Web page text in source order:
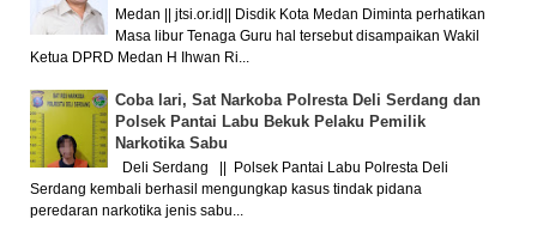
Medan || jtsi.or.id|| Disdik Kota Medan Diminta perhatikan
Masa libur Tenaga Guru hal tersebut disampaikan Wakil
Ketua DPRD Medan H Ihwan Ri...
Coba lari, Sat Narkoba Polresta Deli Serdang dan
Polsek Pantai Labu Bekuk Pelaku Pemilik
Narkotika Sabu
Deli Serdang || Polsek Pantai Labu Polresta Deli
Serdang kembali berhasil mengungkap kasus tindak pidana
peredaran narkotika jenis sabu...